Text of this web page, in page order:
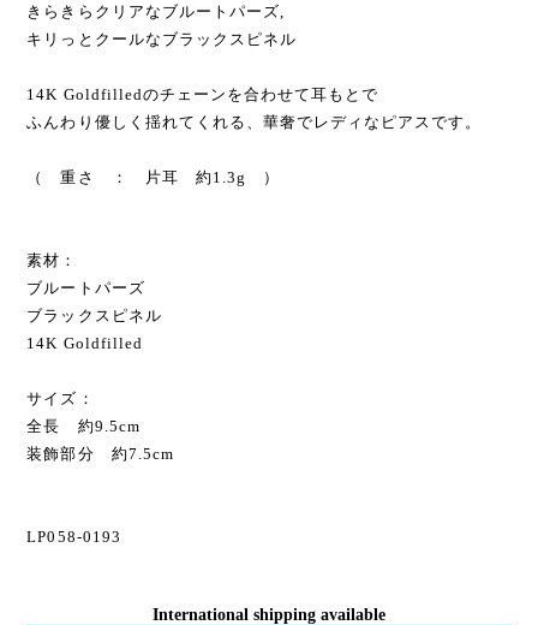
きらきらクリアなブルートパーズ,
キリっとクールなブラックスピネル
14K Goldfilledのチェーンを合わせて耳もとで
ふんわり優しく揺れてくれる、華奢でレディなピアスです。
（ 重さ ： 片耳 約1.3g ）
素材：
ブルートパーズ
ブラックスピネル
14K Goldfilled
サイズ：
全長 約9.5cm
装飾部分 約7.5cm
LP058-0193
International shipping available